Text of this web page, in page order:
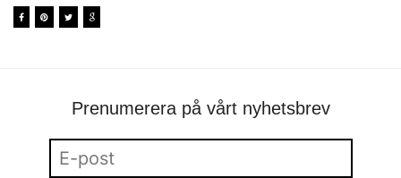
Prenumerera på vårt nyhetsbrev